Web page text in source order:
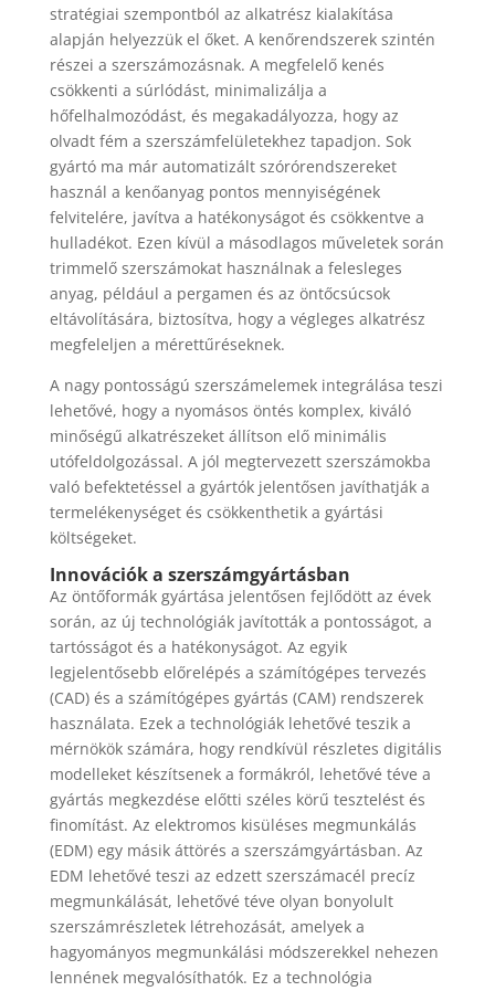
stratégiai szempontból az alkatrész kialakítása
alapján helyezzük el őket. A kenőrendszerek szintén
részei a szerszámozásnak. A megfelelő kenés
csökkenti a súrlódást, minimalizálja a
hőfelhalmozódást, és megakadályozza, hogy az
olvadt fém a szerszámfelületekhez tapadjon. Sok
gyártó ma már automatizált szórórendszereket
használ a kenőanyag pontos mennyiségének
felvitelére, javítva a hatékonyságot és csökkentve a
hulladékot. Ezen kívül a másodlagos műveletek során
trimmelő szerszámokat használnak a felesleges
anyag, például a pergamen és az öntőcsúcsok
eltávolítására, biztosítva, hogy a végleges alkatrész
megfeleljen a mérettűréseknek.
A nagy pontosságú szerszámelemek integrálása teszi
lehetővé, hogy a nyomásos öntés komplex, kiváló
minőségű alkatrészeket állítson elő minimális
utófeldolgozással. A jól megtervezett szerszámokba
való befektetéssel a gyártók jelentősen javíthatják a
termelékenységet és csökkenthetik a gyártási
költségeket.
Innovációk a szerszámgyártásban
Az öntőformák gyártása jelentősen fejlődött az évek
során, az új technológiák javították a pontosságot, a
tartósságot és a hatékonyságot. Az egyik
legjelentősebb előrelépés a számítógépes tervezés
(CAD) és a számítógépes gyártás (CAM) rendszerek
használata. Ezek a technológiák lehetővé teszik a
mérnökök számára, hogy rendkívül részletes digitális
modelleket készítsenek a formákról, lehetővé téve a
gyártás megkezdése előtti széles körű tesztelést és
finomítást. Az elektromos kisüléses megmunkálás
(EDM) egy másik áttörés a szerszámgyártásban. Az
EDM lehetővé teszi az edzett szerszámacél precíz
megmunkálását, lehetővé téve olyan bonyolult
szerszámrészletek létrehozását, amelyek a
hagyományos megmunkálási módszerekkel nehezen
lennének megvalósíthatók. Ez a technológia